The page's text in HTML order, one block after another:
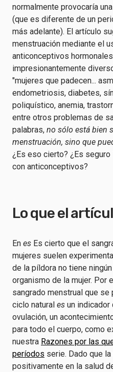
normalmente provocaría
(que es diferente de un
más adelante). El artículo
menstruación mediante el
anticonceptivos
impresionantemente
"mujeres que padecen...
endometriosis, diabetes,
poliquístico, anemia,
entre otros problemas de
palabras, no sólo está bien
menstruación, sino que
¿Es eso cierto? ¿Es
con anticonceptivos?
Lo que el
En es Es cierto que el
mujeres suelen
de la píldora no tiene
organismo de la mujer. Por
sangrado menstrual que se
ciclo natural es un indicador
ovulación, un
para todo el cuerpo, como
nuestra Razones por las
períodos serie. Dado que
positivamente en la salud